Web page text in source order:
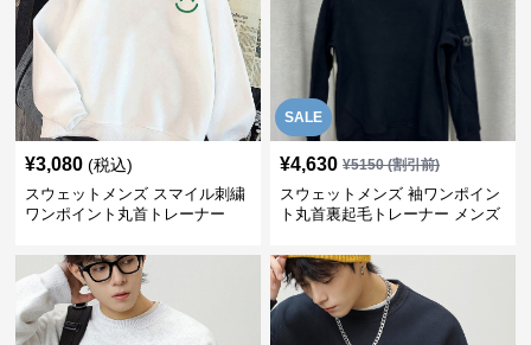
¥3,080 (税込)
スウェットメンズ スマイル刺繍
ワンポイント丸首トレーナー
SALE
¥4,630 ¥5150(割引前)
スウェットメンズ 袖ワンポイン
ト丸首裏起毛トレーナー メンズ